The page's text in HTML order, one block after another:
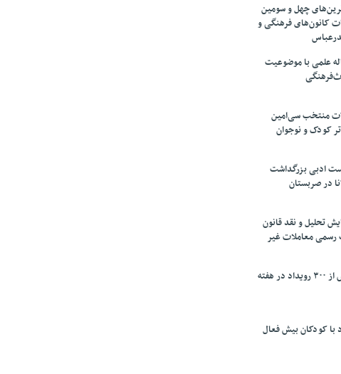
چهل و سومین
کانون‌های فرهنگی و
علمی با موضوعیت
منتخب سی‌امین
کودک و نوجوان
ادبی بزرگداشت
در صربستان
تحلیل و نقد قانون
رسمی معاملات غیر
برگزاری بیش از ۳۰۰ رویداد در هفته
با کودکان بیش فعال